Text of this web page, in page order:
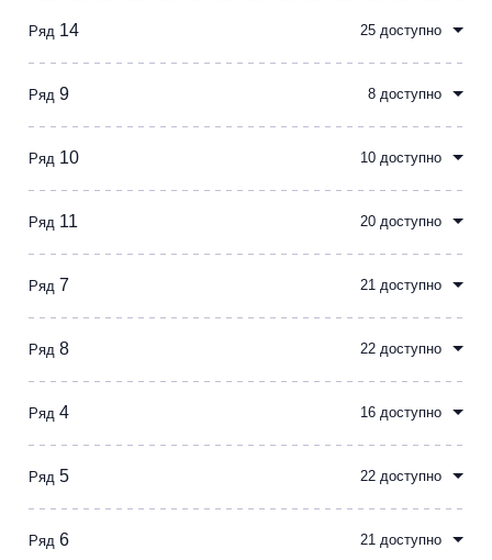
Ряд 14 25 доступно
Ряд 9 8 доступно
Ряд 10 10 доступно
Ряд 11 20 доступно
Ряд 7 21 доступно
Ряд 8 22 доступно
Ряд 4 16 доступно
Ряд 5 22 доступно
Ряд 6 21 доступно